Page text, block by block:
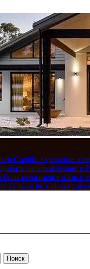
Corolla: скромные
по объявлению в
показывать язык и
больше не в силах